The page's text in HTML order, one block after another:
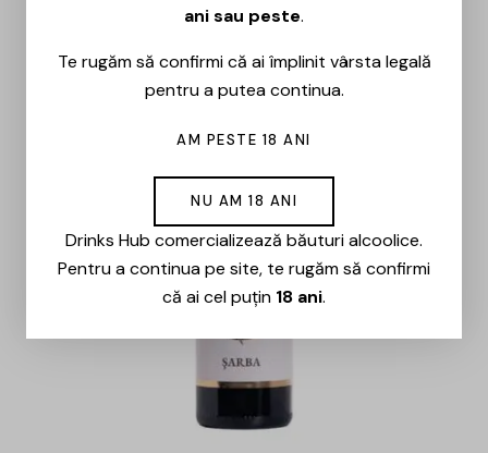
ani sau peste.
Te rugăm să confirmi că ai împlinit vârsta legală
pentru a putea continua.
AM PESTE 18 ANI
NU AM 18 ANI
Drinks Hub comercializează băuturi alcoolice.
Pentru a continua pe site, te rugăm să confirmi
că ai cel puțin 18 ani.